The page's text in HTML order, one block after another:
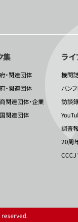
集
・関連団体
・関連団体
関連団体・企業
関連団体
ラ
機関
パン
訪談
調査
20周
CCCJ